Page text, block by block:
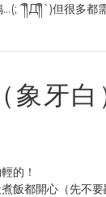
Д༎ຶ`)但很多
象牙白
的！
飯都開心（先不